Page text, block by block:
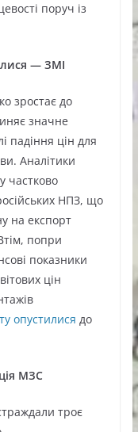
поруч із
— ЗМІ
зростає до
значне
падіння цін для
Аналітики
частково
НПЗ, що
на експорт
попри
показники
цін
опустилися до
МЗС
троє